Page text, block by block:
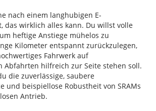
nach einem langhubigen E-
das wirklich alles kann. Du willst volle
heftige Anstiege mühelos zu
Kilometer entspannt zurückzulegen,
Fahrwerk auf
Abfahrten hilfreich zur Seite stehen soll.
die zuverlässige, saubere
und beispiellose Robustheit von SRAMs
Antrieb.